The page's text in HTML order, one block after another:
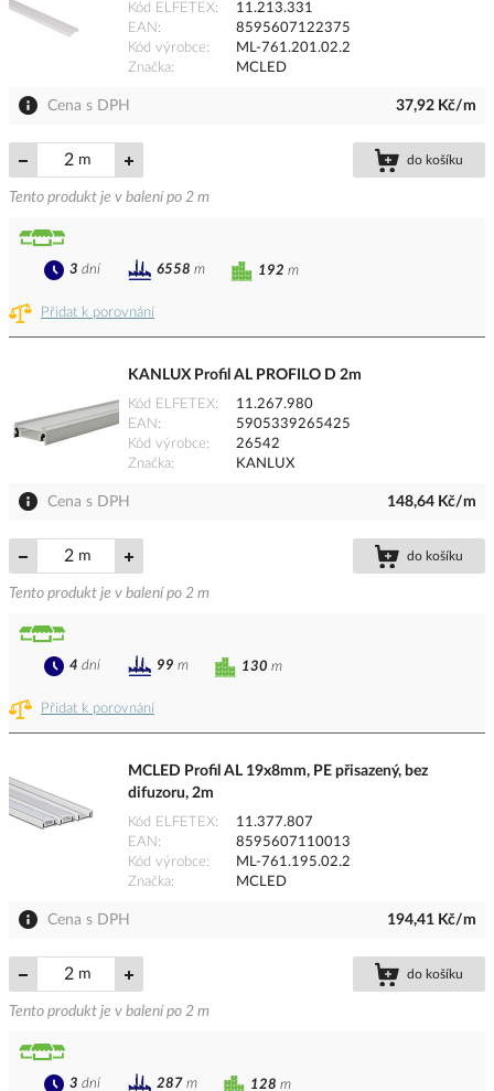
Kód ELFETEX
11.213.331
EAN
8595607122375
Kód výrobce
ML-761.201.02.2
Značka
MCLED
Cena s DPH 37,92 Kč/m
m do košíku
Tento produkt je v balení po 2 m
Přidat k porovnání
192 m
3 dní 6558 m
KANLUX Profil AL PROFILO D 2m
Kód ELFETEX
11.267.980
EAN
5905339265425
Kód výrobce
26542
Značka
KANLUX
Cena s DPH 148,64 Kč/m
m do košíku
Tento produkt je v balení po 2 m
Přidat k porovnání
130 m
4 dní 99 m
MCLED Profil AL 19x8mm, PE přisazený, bez
difuzoru, 2m
Kód ELFETEX
11.377.807
EAN
8595607110013
Kód výrobce
ML-761.195.02.2
Značka
MCLED
Cena s DPH 194,41 Kč/m
m do košíku
Tento produkt je v balení po 2 m
128 m
3 dní 287 m